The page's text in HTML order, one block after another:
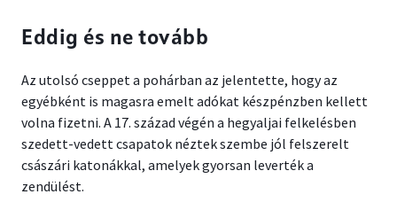
Eddig és ne tovább
Az utolsó cseppet a pohárban az jelentette, hogy az
egyébként is magasra emelt adókat készpénzben kellett
volna fizetni. A 17. század végén a hegyaljai felkelésben
szedett-vedett csapatok néztek szembe jól felszerelt
császári katonákkal, amelyek gyorsan leverték a
zendülést.